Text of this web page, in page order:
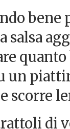
salsa
un
scorre
di